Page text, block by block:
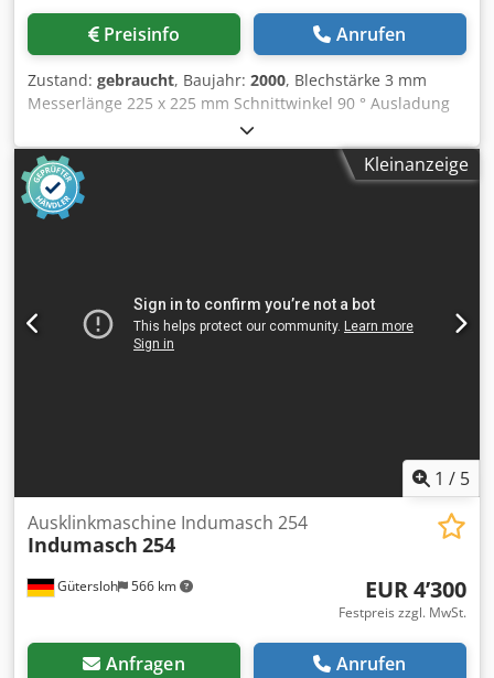
Preisinfo Anrufen
Zustand: gebraucht, Baujahr: 2000, Blechstärke 3 mm
Messerlänge 225 x 225 mm Schnittwinkel 90 ° Ausladung
110 mm Hubzahlen pro Minute 45 Crsdpfxsxyacpe Akbsf
Gesamtleistungsbedarf 2,5 kW Maschinengewicht ca. 0,9 t
Raumbedarf ca. 1 x 1 x 1,2 m
Kleinanzeige
1 / 5
Gütersloh 566 km
Ausklinkmaschine Indumasch 254
Indumasch 254
EUR 4’300
Festpreis zzgl. MwSt.
Anfragen Anrufen